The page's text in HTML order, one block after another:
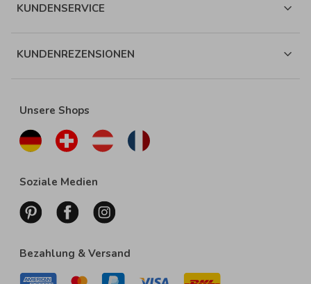
KUNDENSERVICE
KUNDENREZENSIONEN
Unsere Shops
Soziale Medien
Bezahlung & Versand